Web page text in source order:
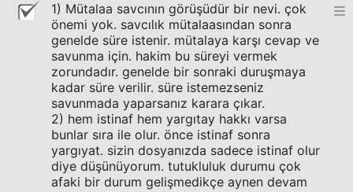
1) Mütalaa savcının görüşüdür bir nevi. çok
önemi yok. savcılık mütalaasından sonra
genelde süre istenir. mütalaya karşı cevap ve
savunma için. hakim bu süreyi vermek
zorundadır. genelde bir sonraki duruşmaya
kadar süre verilir. süre istemezseniz
savunmada yaparsanız karara çıkar.
2) hem istinaf hem yargıtay hakkı varsa
bunlar sıra ile olur. önce istinaf sonra
yargıyat. sizin dosyanızda sadece istinaf olur
diye düşünüyorum. tutukluluk durumu çok
afaki bir durum gelişmedikçe aynen devam